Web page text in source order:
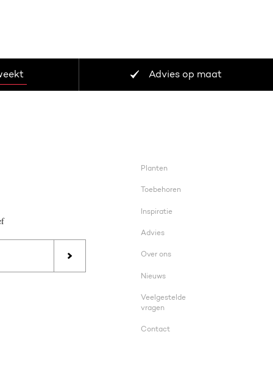
Advies op maat
Planten
Toebehoren
Inspiratie
Advies
Over ons
Nieuws
Veelgestelde
vragen
Contact